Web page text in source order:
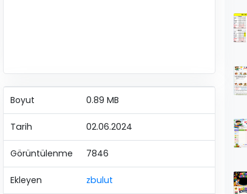
Boyut 0.89 MB
Tarih 02.06.2024
Görüntülenme 7846
Ekleyen zbulut